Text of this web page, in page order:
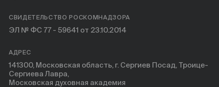
СВИДЕТЕЛЬСТВО РОСКОМНАДЗОРА
ЭЛ № ФС 77 - 59641 от 23.10.2014
АДРЕС
141300, Московская область, г. Сергиев Посад, Троице-
Сергиева Лавра,
Московская духовная академия